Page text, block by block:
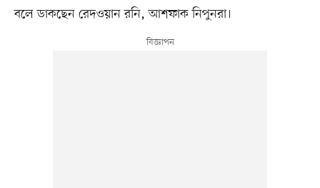
বলে ডাকছেন রেদওয়ান রনি, আশফাক নিপুনরা।